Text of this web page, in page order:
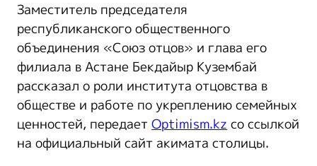
Заместитель председателя
республиканского общественного
объединения «Союз отцов» и глава его
филиала в Астане Бекдайыр Кузембай
рассказал о роли института отцовства в
обществе и работе по укреплению семейных
ценностей, передает Optimism.kz со ссылкой
на официальный сайт акимата столицы.